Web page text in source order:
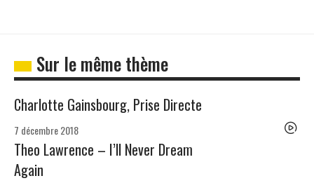
Sur le même thème
Charlotte Gainsbourg, Prise Directe
7 décembre 2018
Theo Lawrence – I’ll Never Dream
Again